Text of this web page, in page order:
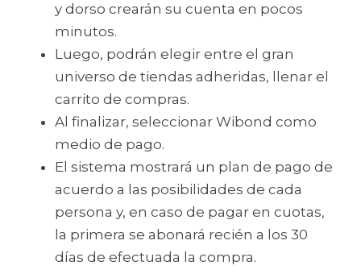
y dorso crearán su cuenta en pocos
minutos.
Luego, podrán elegir entre el gran
universo de tiendas adheridas, llenar el
carrito de compras.
Al finalizar, seleccionar Wibond como
medio de pago.
El sistema mostrará un plan de pago de
acuerdo a las posibilidades de cada
persona y, en caso de pagar en cuotas,
la primera se abonará recién a los 30
días de efectuada la compra.